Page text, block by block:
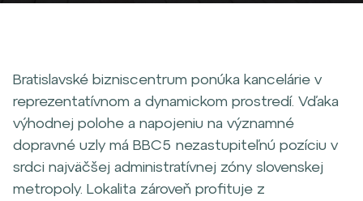
Bratislavské bizniscentrum ponúka kancelárie v
reprezentatívnom a dynamickom prostredí. Vďaka
výhodnej polohe a napojeniu na významné
dopravné uzly má BBC5 nezastupiteľnú pozíciu v
srdci najväčšej administratívnej zóny slovenskej
metropoly. Lokalita zároveň profituje z